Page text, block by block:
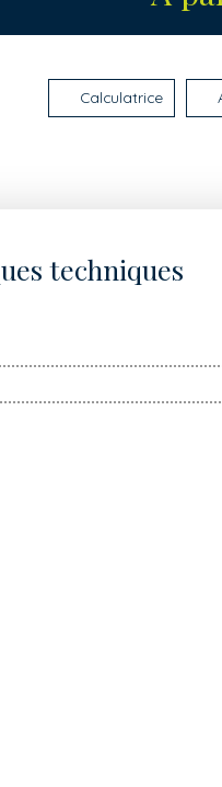
Calculatrice
techniques